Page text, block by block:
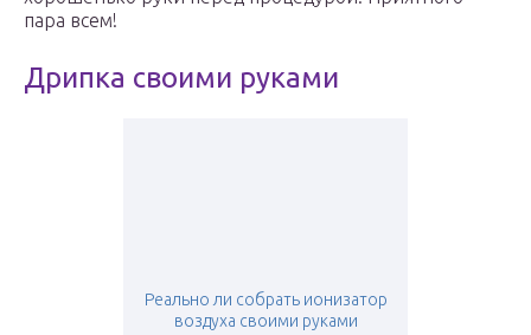
пара всем!
Дрипка своими руками
Реально ли собрать ионизатор
воздуха своими руками